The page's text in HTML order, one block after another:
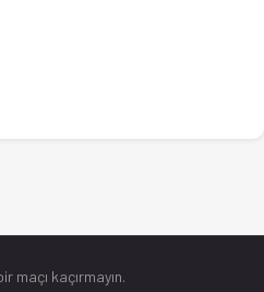
kaçırmayın.